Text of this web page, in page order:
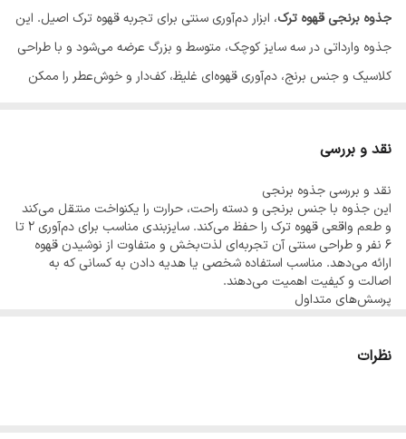
جذوه برنجی قهوه ترک، ابزار دم‌آوری سنتی برای تجربه قهوه ترک اصیل. این
جذوه وارداتی در سه سایز کوچک، متوسط و بزرگ عرضه می‌شود و با طراحی
کلاسیک و جنس برنج، دم‌آوری قهوه‌ای غلیظ، کف‌دار و خوش‌عطر را ممکن
ابعاد و سایزبندی جذوه برنجی
سایز کوچک: ۱۷۰ گرم، ارتفاع ۷ سانتی‌متر، قطر ۶ سانتی‌متر
سایز متوسط: ۲۱۰ گرم، ارتفاع ۸ سانتی‌متر، قطر ۷ سانتی متر
سایز بزرگ: ۳۱۰ گرم، ارتفاع ۹ سانتی‌متر، قطر ۸ سانتی‌متر
نقد و بررسی
نقد و بررسی جذوه برنجی
این جذوه با جنس برنجی و دسته راحت، حرارت را یکنواخت منتقل می‌کند
و طعم واقعی قهوه ترک را حفظ می‌کند. سایزبندی مناسب برای دم‌آوری ۲ تا
۶ نفر و طراحی سنتی آن تجربه‌ای لذت‌بخش و متفاوت از نوشیدن قهوه
ارائه می‌دهد. مناسب استفاده شخصی یا هدیه دادن به کسانی که به
اصالت و کیفیت اهمیت می‌دهند.
پرسش‌های متداول
است.
نظرات